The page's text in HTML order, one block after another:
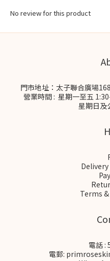
No review for this product
門市地址：太子聯合廣場
營業時間 : 星期一至五
星期日及
Terms
電話 :
電郵: